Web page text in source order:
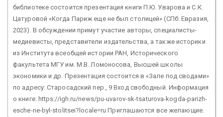
библиотеке состоится презентация книги П.Ю. Уварова и С.К.
Цатуровой «Когда Париж еще не был столицей» (СПб: Евразия,
2023). В обсуждении примут участие авторы, специалисты-
медиевисты, представители издательства, а также историки
из Института всеобщей истории РАН, Исторического
факультета МГУ им. М.В. Ломоносова, Высшей школы
экономики и др. Презентация состоится в «Зале под сводами»
по адресу: Старосадский пер., 9 Вход свободный. Информация
о книге: https://igh.ru/news/pu-uvarov-sk-tsaturova-kogda-parizh-
esche-ne-byl-stolitsei?locale=ru Приглашаются все желающие.